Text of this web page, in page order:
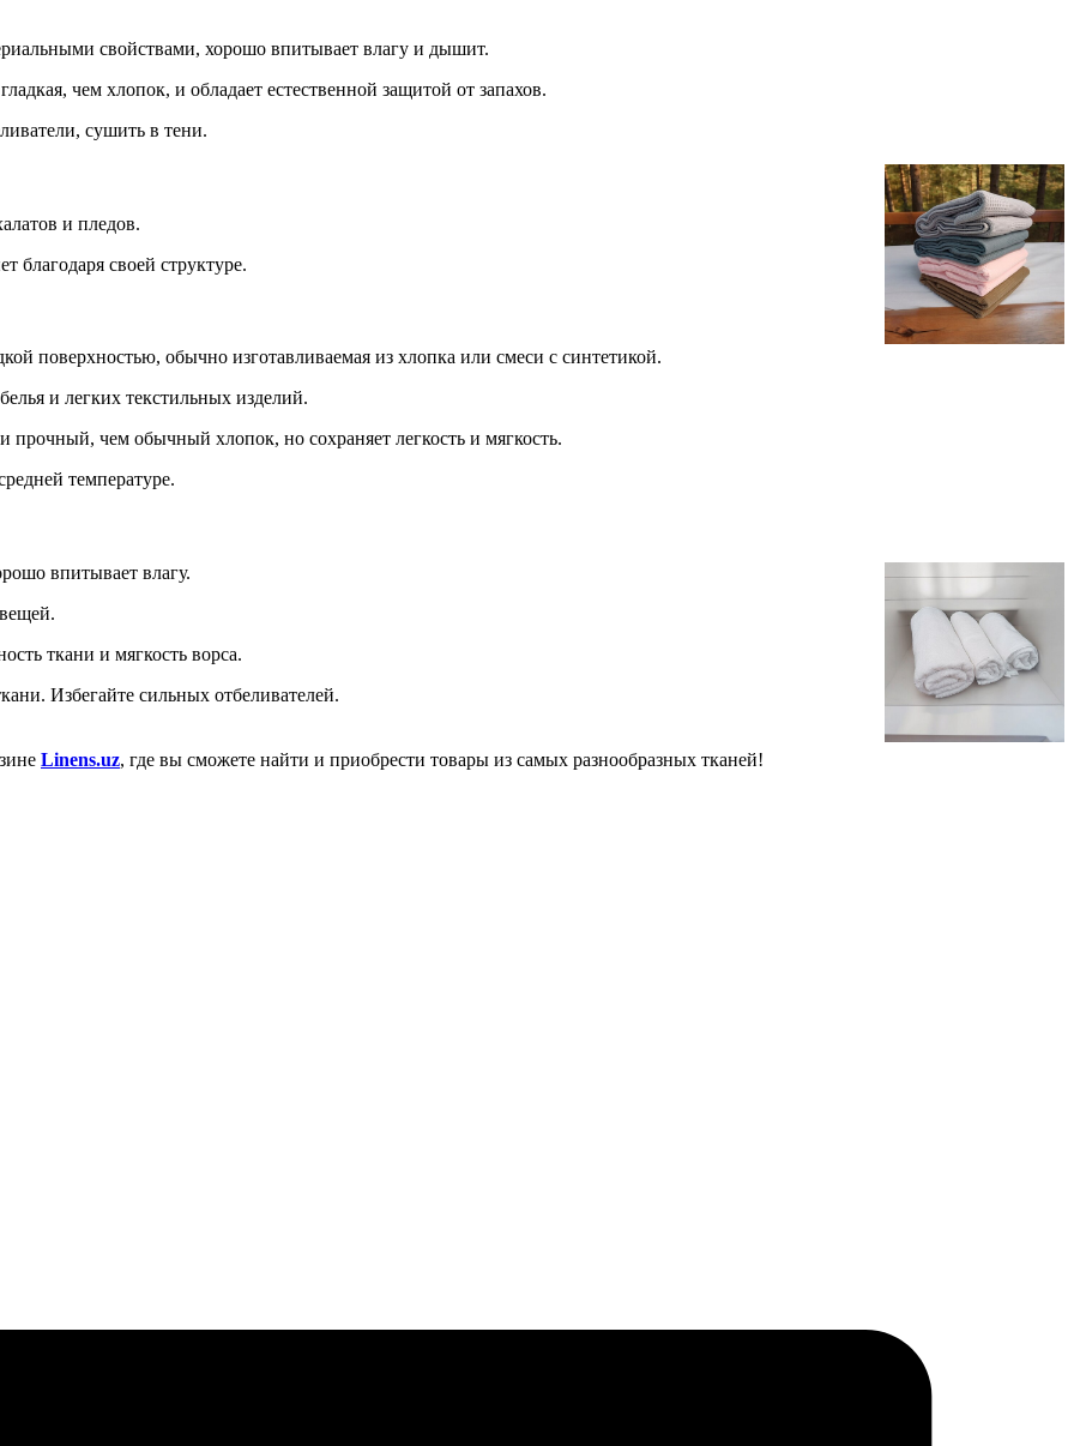
свойствами, хорошо впитывает влагу и дышит.
чем хлопок, и обладает естественной защитой от запахов.
сушить в тени.
и пледов.
благодаря своей структуре.
поверхностью, обычно изготавливаемая из хлопка или смеси с синтетикой.
и легких текстильных изделий.
прочный, чем обычный хлопок, но сохраняет легкость и мягкость.
температуре.
впитывает влагу.
ткани и мягкость ворса.
Избегайте сильных отбеливателей.
Linens.uz, где вы сможете найти и приобрести товары из самых разнообразных тканей!